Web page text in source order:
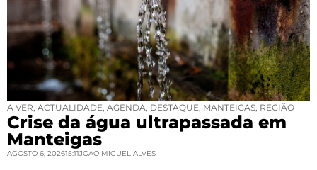
A VER, ACTUALIDADE, AGENDA, DESTAQUE, MANTEIGAS, REGIÃO
Crise da água ultrapassada em
Manteigas
AGOSTO 6, 202615:11JOAO MIGUEL ALVES